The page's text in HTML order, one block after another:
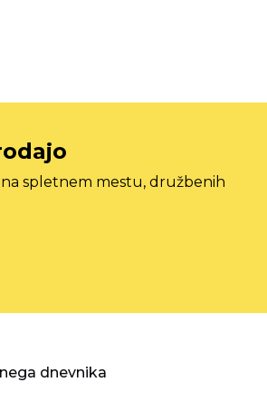
spletnem mestu, družbenih
dnevnika